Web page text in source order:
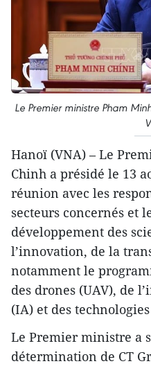
Le Premier ministre Pham
Hanoï (VNA) – Le
Chinh a présidé le 13
réunion avec les
secteurs concernés et
développement des
l’innovation, de la
notamment le
des drones (UAV), de
(IA) et des
Le Premier ministre a
détermination de CT